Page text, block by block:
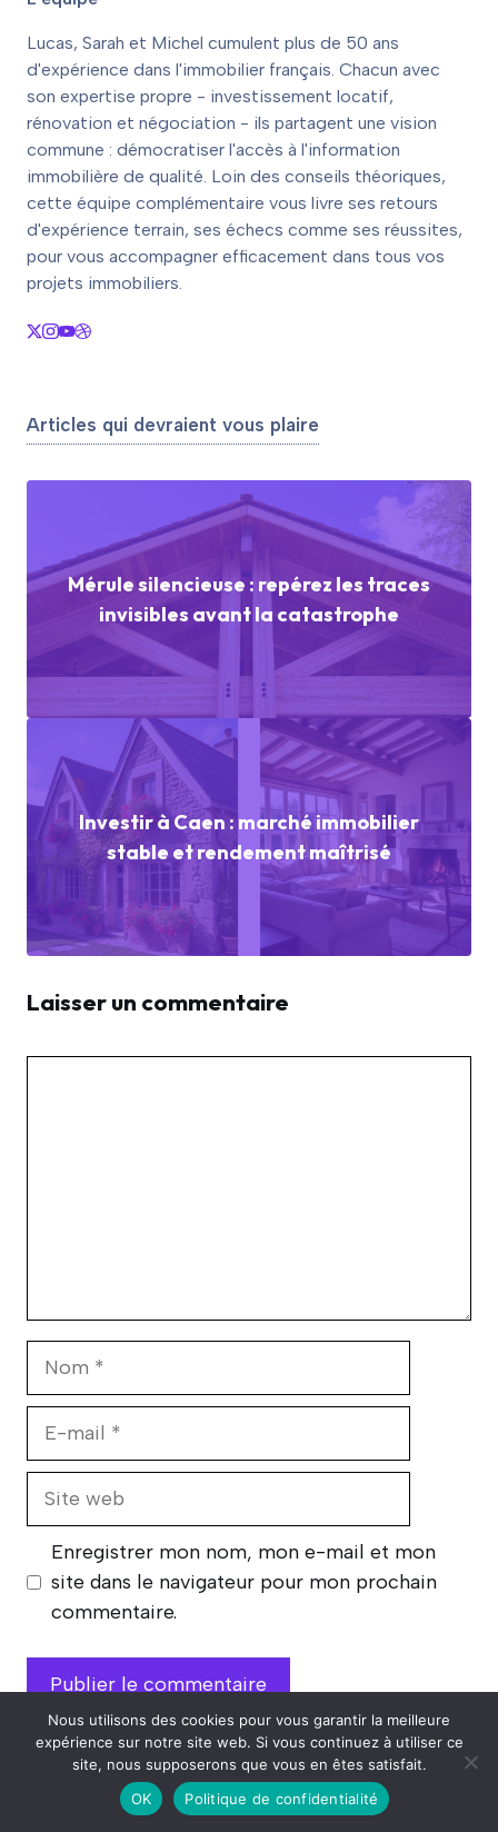
Lucas, Sarah et Michel cumulent plus de 50 ans
d'expérience dans l'immobilier français. Chacun avec
son expertise propre - investissement locatif,
rénovation et négociation - ils partagent une vision
commune : démocratiser l'accès à l'information
immobilière de qualité. Loin des conseils théoriques,
cette équipe complémentaire vous livre ses retours
d'expérience terrain, ses échecs comme ses réussites,
pour vous accompagner efficacement dans tous vos
projets immobiliers.
Articles qui devraient vous plaire
Mérule silencieuse : repérez les traces
invisibles avant la catastrophe
Investir à Caen : marché immobilier
stable et rendement maîtrisé
Laisser un commentaire
Enregistrer mon nom, mon e-mail et mon
site dans le navigateur pour mon prochain
commentaire.
Nous utilisons des cookies pour vous garantir la meilleure
expérience sur notre site web. Si vous continuez à utiliser ce
site, nous supposerons que vous en êtes satisfait.
OK
Politique de confidentialité